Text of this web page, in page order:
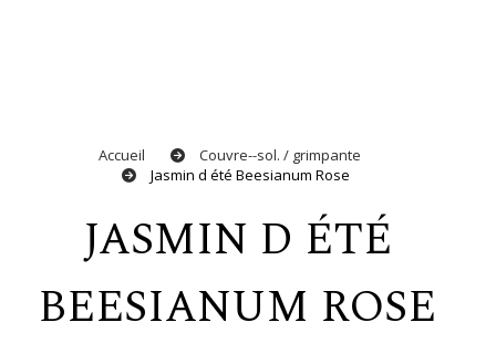
Accueil
Couvre--sol. / grimpante
Jasmin d été Beesianum Rose
JASMIN D ÉTÉ
BEESIANUM ROSE